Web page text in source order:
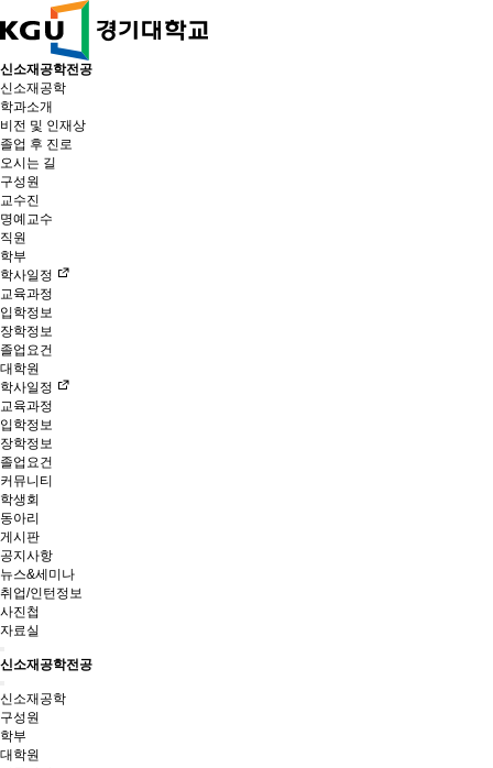
신소재공학전공
신소재공학
학과소개
비전 및 인재상
졸업 후 진로
오시는 길
구성원
교수진
명예교수
직원
학부
학사일정
교육과정
입학정보
장학정보
졸업요건
대학원
학사일정
교육과정
입학정보
장학정보
졸업요건
커뮤니티
학생회
동아리
게시판
공지사항
뉴스&세미나
취업/인턴정보
사진첩
자료실
신소재공학전공
신소재공학
구성원
학부
대학원